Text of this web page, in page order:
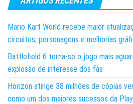
Mario Kart World recebe maior
circuitos, personagens e melhorias
Battlefield 6 torna-se o jogo mais
explosão de interesse dos fãs
Horizon atinge 38 milhões de cópias
como um dos maiores sucessos da